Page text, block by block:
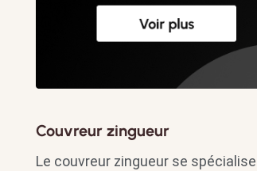
Couvreur zingueur
Le couvreur zingueur se